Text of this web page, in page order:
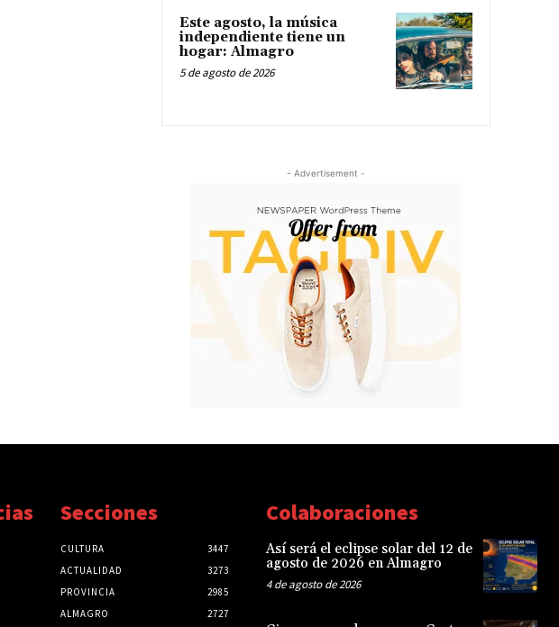
Este agosto, la música
independiente tiene un
hogar: Almagro
5 de agosto de 2026
- Advertisement -
Secciones
CULTURA
3447
ACTUALIDAD
3273
PROVINCIA
2985
ALMAGRO
2727
Colaboraciones
Así será el eclipse solar del 12 de
agosto de 2026 en Almagro
4 de agosto de 2026